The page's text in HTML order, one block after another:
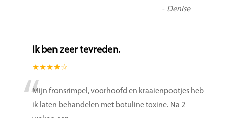
- Denise
Ik ben zeer tevreden.
★★★★☆
“Mijn fronsrimpel, voorhoofd en kraaienpootjes heb
ik laten behandelen met botuline toxine. Na 2